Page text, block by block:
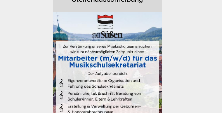
Ortsentwicklung
Presse
Bürger & Service
Was erledige ich wo
Dienstleistungen